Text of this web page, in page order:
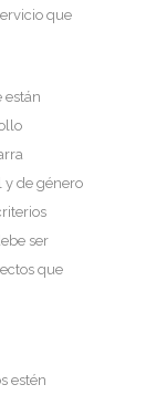
que
están
y de género
ser
que
estén